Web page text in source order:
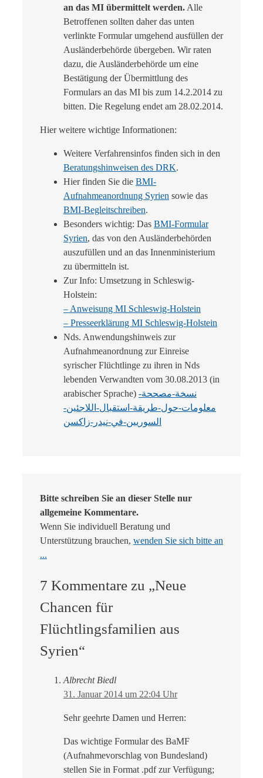
an das MI übermittelt werden. Alle
Betroffenen sollten daher das unten
verlinkte Formular umgehend ausfüllen der
Ausländerbehörde übergeben. Wir raten
dazu, die Ausländerbehörde um eine
Bestätigung der Übermittlung des
Formulars an das MI bis zum 14.2.2014 zu
bitten. Die Regelung endet am 28.02.2014.
Hier weitere wichtige Informationen:
Weitere Verfahrensinfos finden sich in den
Beratungshinweisen des DRK.
Hier finden Sie die BMI-
Aufnahmeanordnung Syrien sowie das
BMI-Begleitschreiben.
Besonders wichtig: Das BMI-Formular
Syrien, das von den Ausländerbehörden
auszufüllen und an das Innenministerium
zu übermitteln ist.
Zur Info: Umsetzung in Schleswig-
Holstein:
– Anweisung MI Schleswig-Holstein
– Presseerklärung MI Schleswig-Holstein
Nds. Anwendungshinweis zur
Aufnahmeanordnung zur Einreise
syrischer Flüchtlinge zu ihren in Nds
lebenden Verwandten vom 30.08.2013 (in
arabischer Sprache) نسخة-مصححة-
معلومات-حول-طريقة-استقبال-اللاجئين-
السوريين-في-نيدر-زاكسن
Bitte schreiben Sie an dieser Stelle nur
allgemeine Kommentare.
Wenn Sie individuell Beratung und
Unterstützung brauchen, wenden Sie sich bitte an
...
7 Kommentare zu „Neue
Chancen für
Flüchtlingsfamilien aus
Syrien“
Albrecht Biedl
31. Januar 2014 um 22:04 Uhr
Sehr geehrte Damen und Herren:
Das wichtige Formular des BaMF
(Aufnahmevorschlag von Bundesland)
stellen Sie in Format .pdf zur Verfügung;